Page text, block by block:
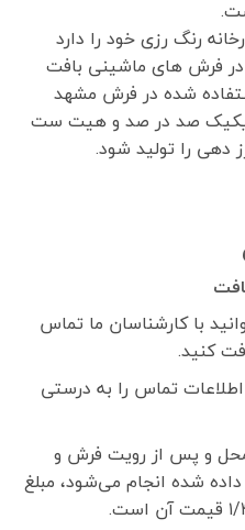
رنگ رزی خود را دارد
فرش های ماشینی بافت
شده در فرش مشهد
صد در صد و هیت ست
دهی را تولید شود.
با کارشناسان ما تماس
کنید.
تماس را به درستی
و پس از رویت فرش و
شده انجام می‌شود، مبلغ